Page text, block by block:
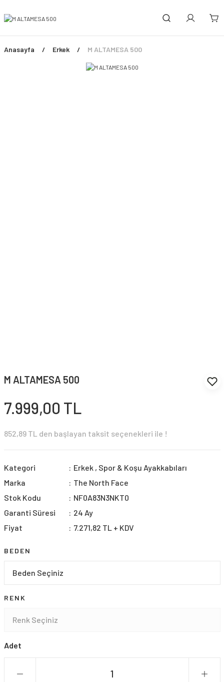
Anasayfa Erkek M ALTAMESA 500
M ALTAMESA 500
7.999,00 TL
852,89 TL den başlayan taksit seçenekleri ile !
Kategori Erkek , Spor & Koşu Ayakkabıları
Marka
The North Face
Stok Kodu
NF0A83N3NKT0
Garanti Süresi
24 Ay
Fiyat
7.271,82 TL + KDV
BEDEN
RENK
Adet